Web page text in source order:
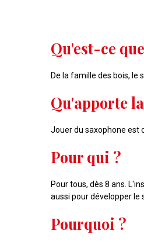
Qu'est-ce
De la famille des bois,
Qu'apporte
Jouer du saxophone est
Pour qui ?
Pour tous, dès 8 ans.
aussi pour développer le
Pourquoi ?